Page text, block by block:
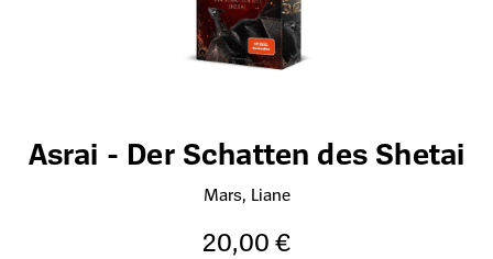
Asrai - Der Schatten des Shetai
Mars, Liane
20,00 €